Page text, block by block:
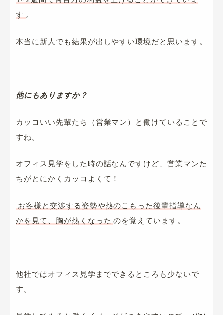
す 。
本当に新人でも結果が出しやすい環境だと思います。
他にもありますか？
カッコいい先輩たち（営業マン）と働けていることで
すね。
オフィス見学をした時の話なんですけど、営業マンた
ちがとにかくカッコよくて！
お客様と交渉する姿勢や熱のこもった後輩指導なん
かを見て、胸が熱くなった のを覚えています。
他社ではオフィス見学までできるところも少ないで
す。